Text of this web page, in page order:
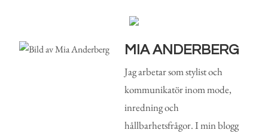
MIA ANDERBERG
Jag arbetar som stylist och
kommunikatör inom mode,
inredning och
hållbarhetsfrågor. I min blogg